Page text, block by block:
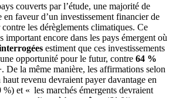
couverts par l’étude, une majorité de
en faveur d’un investissement financier de
les dérèglements climatiques. Ce
important encore dans les pays émergent où
estiment que ces investissements
opportunité pour le futur, contre 64 %
. De la même manière, les affirmations selon
revenu devraient payer davantage en
et « les marchés émergents devraient